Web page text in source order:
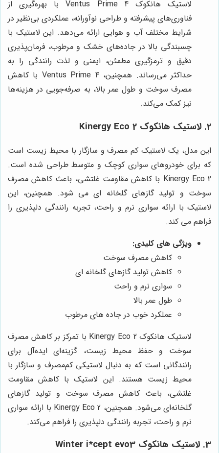
لاستیک هانکوک Ventus Prime 4 با بهره‌گیری از
فناوری‌های پیشرفته و طراحی نوآورانه، عملکردی بی‌نظیر در
شرایط مختلف آب و هوایی ارائه می‌دهد. این لاستیک با
چسبندگی بالا در جاده‌های خشک و مرطوب، فرمان‌پذیری
دقیق و ترمزگیری مطمئن، ایمنی و لذت رانندگی را به
حداکثر می‌رساند. همچنین، Ventus Prime 4 با کاهش
مصرف سوخت و طول عمر بالا، به صرفه‌جویی در هزینه‌ها
نیز کمک می‌کند.
2. لاستیک هانکوک Kinergy Eco 2
این مدل، یک لاستیک کم مصرف و سازگار با محیط زیست است
که برای خودروهای سواری کوچک و متوسط طراحی شده است.
Kinergy Eco 2 با کاهش مقاومت غلتشی، باعث کاهش مصرف
سوخت و تولید گازهای گلخانه ای می شود. همچنین، این
لاستیک با ارائه سواری نرم و راحت، تجربه رانندگی دلپذیری را
فراهم می کند.
ویژگی های کلیدی:
کاهش مصرف سوخت
کاهش تولید گازهای گلخانه ای
سواری نرم و راحت
طول عمر بالا
عملکرد خوب در جاده های مرطوب
لاستیک هانکوک Kinergy Eco 2 با تمرکز بر کاهش مصرف
سوخت و حفظ محیط زیست، گزینه‌ای ایده‌آل برای
رانندگانی است که به دنبال لاستیکی کم‌مصرف و سازگار با
محیط زیست هستند. این لاستیک با کاهش مقاومت
غلتشی، باعث کاهش مصرف سوخت و تولید گازهای
گلخانه‌ای می‌شود. همچنین، Kinergy Eco 2 با ارائه سواری
نرم و راحت، تجربه رانندگی دلپذیری را فراهم می‌کند.
3. لاستیک هانکوک Winter i*cept evo3